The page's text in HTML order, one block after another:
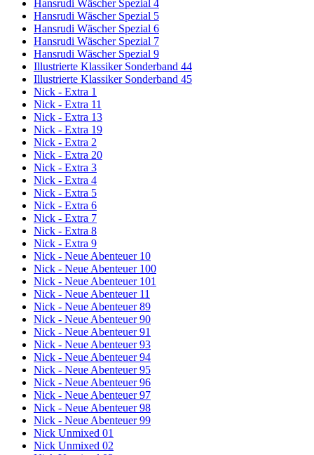
Hansrudi Wäscher Spezial 4
Hansrudi Wäscher Spezial 5
Hansrudi Wäscher Spezial 6
Hansrudi Wäscher Spezial 7
Hansrudi Wäscher Spezial 9
Illustrierte Klassiker Sonderband 44
Illustrierte Klassiker Sonderband 45
Nick - Extra 1
Nick - Extra 11
Nick - Extra 13
Nick - Extra 19
Nick - Extra 2
Nick - Extra 20
Nick - Extra 3
Nick - Extra 4
Nick - Extra 5
Nick - Extra 6
Nick - Extra 7
Nick - Extra 8
Nick - Extra 9
Nick - Neue Abenteuer 10
Nick - Neue Abenteuer 100
Nick - Neue Abenteuer 101
Nick - Neue Abenteuer 11
Nick - Neue Abenteuer 89
Nick - Neue Abenteuer 90
Nick - Neue Abenteuer 91
Nick - Neue Abenteuer 93
Nick - Neue Abenteuer 94
Nick - Neue Abenteuer 95
Nick - Neue Abenteuer 96
Nick - Neue Abenteuer 97
Nick - Neue Abenteuer 98
Nick - Neue Abenteuer 99
Nick Unmixed 01
Nick Unmixed 02